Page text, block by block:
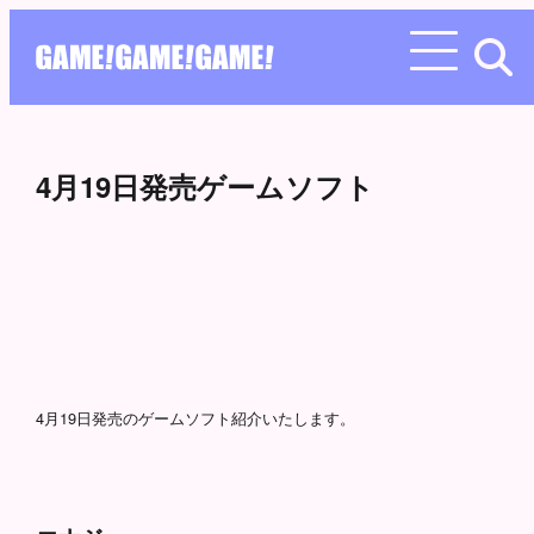
4月19日発売ゲームソフト
4月19日発売のゲームソフト紹介いたします。